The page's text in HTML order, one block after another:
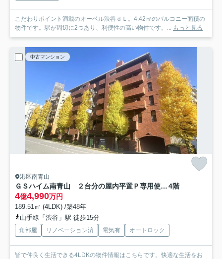
こだわりポイント満載のオーベル渋谷ｄＬ。4.42㎡のバルコニー面積の
物件です。駅が周辺に2つあり、利便性の高い物件です。...
もっと見る
中古マンション
港区南青山
ＧＳハイム南青山 ２台分の屋内平置Ｐ専用使用権付 ２ＢＡＴＨ ３ＷＣ 4階
4億4,990万円
189.51㎡ (4LDK) /築48年
山手線「渋谷」駅 徒歩15分
角部屋 リノベーション済 電気有 オートロック
皆で仲良く生活できる4LDKの物件情報はこちらです。快適な生活をお